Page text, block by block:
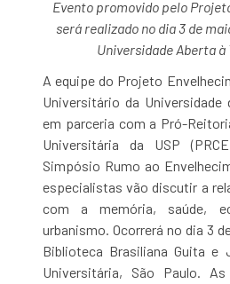
Evento promovido pelo
será realizado no dia 3 de
Universidade Aberta à
A equipe do Projeto
Universitário da Universidade
em parceria com a Pró-
Universitária da USP
Simpósio Rumo ao
especialistas vão discutir a
com a memória, saúde,
urbanismo. Ocorrerá no dia 3
Biblioteca Brasiliana Guita e
Universitária, São Paulo.